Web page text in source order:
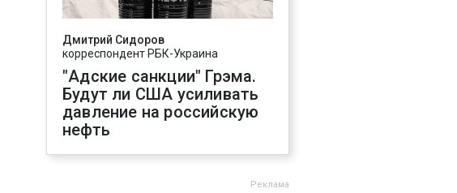
Дмитрий Сидоров
корреспондент РБК-Украина
"Адские санкции" Грэма.
Будут ли США усиливать
давление на российскую
нефть